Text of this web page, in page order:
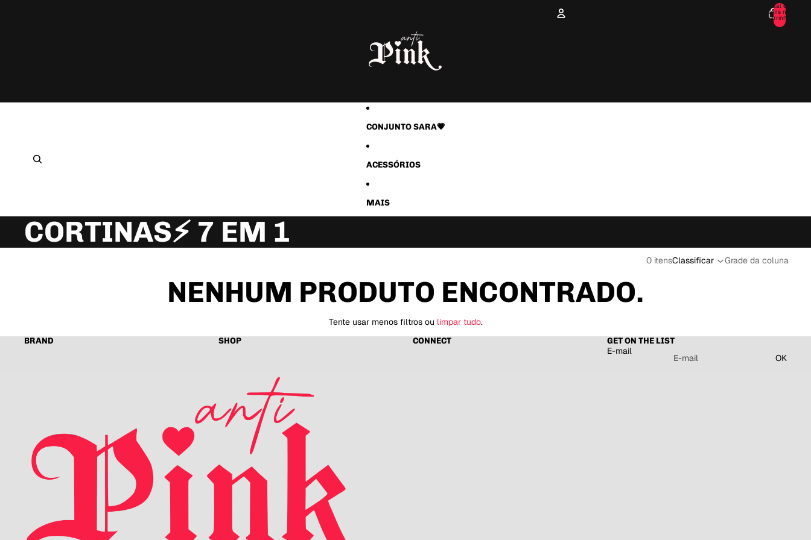
Total de
itens no
carrinho:
CONJUNTO SARA💗
ACESSÓRIOS
MAIS
CORTINAS⚡️ 7 EM 1
0 itensClassificar Grade da coluna
NENHUM PRODUTO ENCONTRADO.
Tente usar menos filtros ou limpar tudo.
BRAND SHOP CONNECT GET ON THE LIST
E-mail
OK